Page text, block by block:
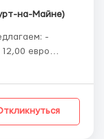
на-Майне)
в органи...